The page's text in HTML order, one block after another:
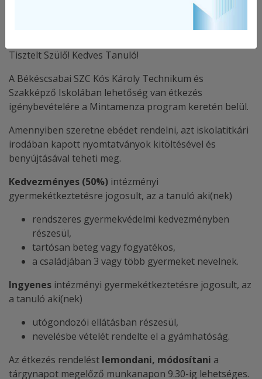
Tisztelt Szülő! Kedves Tanuló!
A Békéscsabai SZC Kós Károly Technikum és
Szakképző Iskolában lehetőség van étkezés
igénybevételére a Mintamenza program keretén belül.
Amennyiben szeretne ebédet rendelni, azt iskolatitkári
irodában kapott nyomtatványok kitöltésével és
benyújtásával teheti meg.
Kedvezményes (50%) intézményi
gyermekétkeztetésre jogosult, az a tanuló aki(nek)
rendszeres gyermekvédelmi kedvezményben
részesül,
tartósan beteg vagy fogyatékos,
a családjában 3 vagy több gyermeket nevelnek.
Ingyenes intézményi gyermekétkeztetésre jogosult, az
a tanuló aki(nek)
utógondozói ellátásban részesül,
nevelésbe vételét rendelte el a gyámhatóság.
Az étkezés rendelést lemondani, módosítani a
tárgynapot megelőző munkanapon 9.30-ig lehetséges.